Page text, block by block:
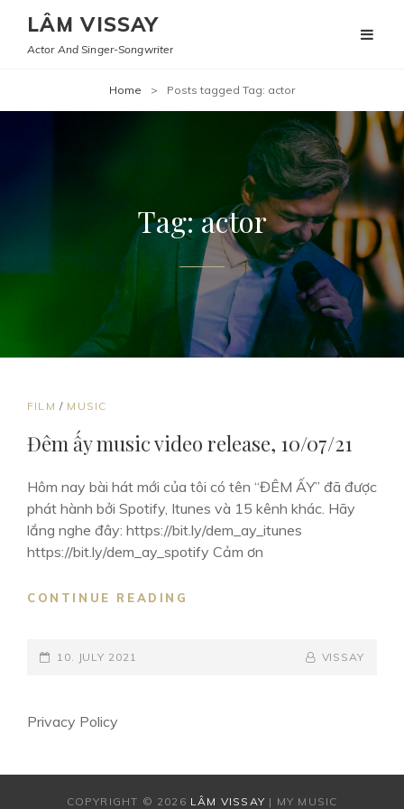
LÂM VISSAY
Actor And Singer-Songwriter
Home > Posts tagged Tag: actor
Tag:actor
CAT
FILM / MUSIC
Đêm ấy music video release, 10/07/21
Hôm nay bài hát mới của tôi có tên “ĐÊM ẤY” đã được
phát hành bởi Spotify, Itunes và 15 kênh khác. Hãy
lắng nghe đây: https://bit.ly/dem_ay_itunes
https://bit.ly/dem_ay_spotify Cảm ơn
CONTINUE READING
POSTED-
10. JULY 2021
BY
BYLINE
VISSAY
Privacy Policy
COPYRIGHT © 2026 LÂM VISSAY | MY MUSIC